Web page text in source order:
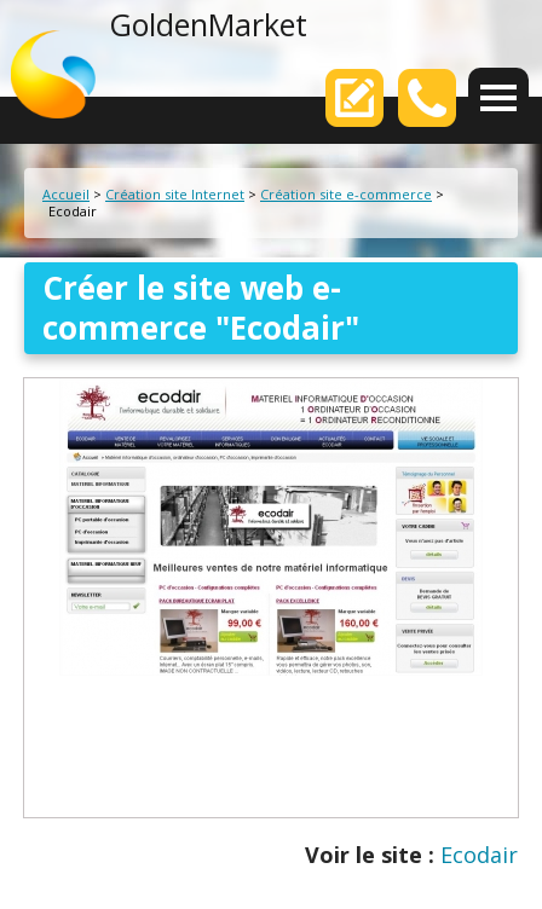
GoldenMarket
Votre
Accueil > Création site Internet > Création site e-commerce >
Ecodair
Créer le site web e-
commerce "Ecodair"
Voir le site : Ecodair